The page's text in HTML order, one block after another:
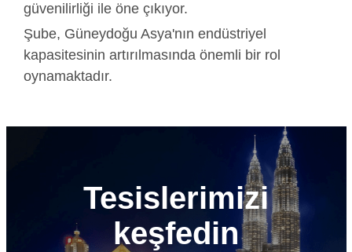
güvenilirliği ile öne çıkıyor.
Şube, Güneydoğu Asya'nın endüstriyel
kapasitesinin artırılmasında önemli bir rol
oynamaktadır.
Tesislerimizi
keşfedin